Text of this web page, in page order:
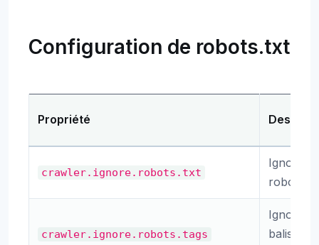
Configuration de robots.txt
Propriété
crawler.ignore.robots.txt
Ignorer
crawler.ignore.robots.tags
Ignorer
balises